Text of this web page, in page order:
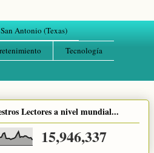
Antonio (Texas)
Tecnología
Lectores a nivel mundial...
15,946,337